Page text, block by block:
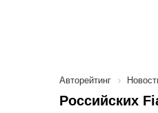
Авторейтинг
Российских